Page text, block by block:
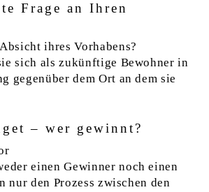
Frage an Ihren
ihres Vorhabens?
sich als zukünftige Bewohner in
gegenüber dem Ort an dem sie
– wer gewinnt?
einen Gewinner noch einen
nur den Prozess zwischen den